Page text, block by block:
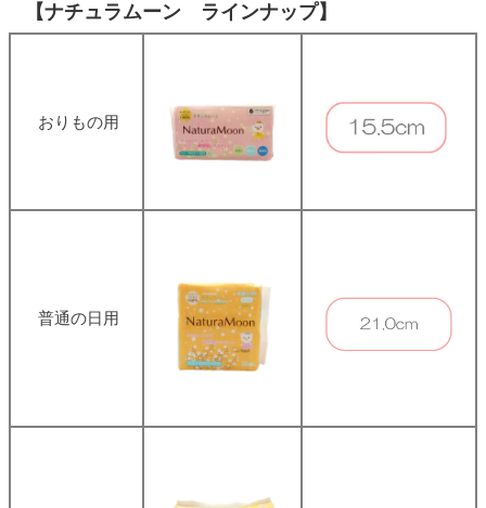
【ナチュラムーン ラインナップ】
おりもの用
普通の日用